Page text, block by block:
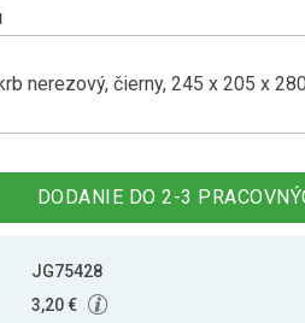
nerezový, čierny, 245 x 205 x
nerezový, šedý
DODANIE DO 2-3
JG75428
3,20 €